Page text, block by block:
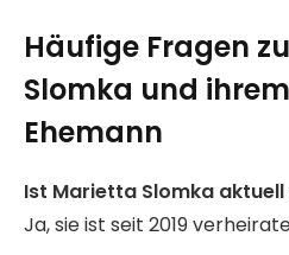
Häufige Fragen
Slomka und
Ehemann
Ist Marietta Slomka
Ja, sie ist seit 2019